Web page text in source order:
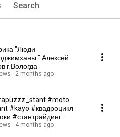
Search
"Люди
" Алексей
г.Вологда
2 months ago
#moto
#kayo #квадроцикл
#стантрайдинг
4 months ago